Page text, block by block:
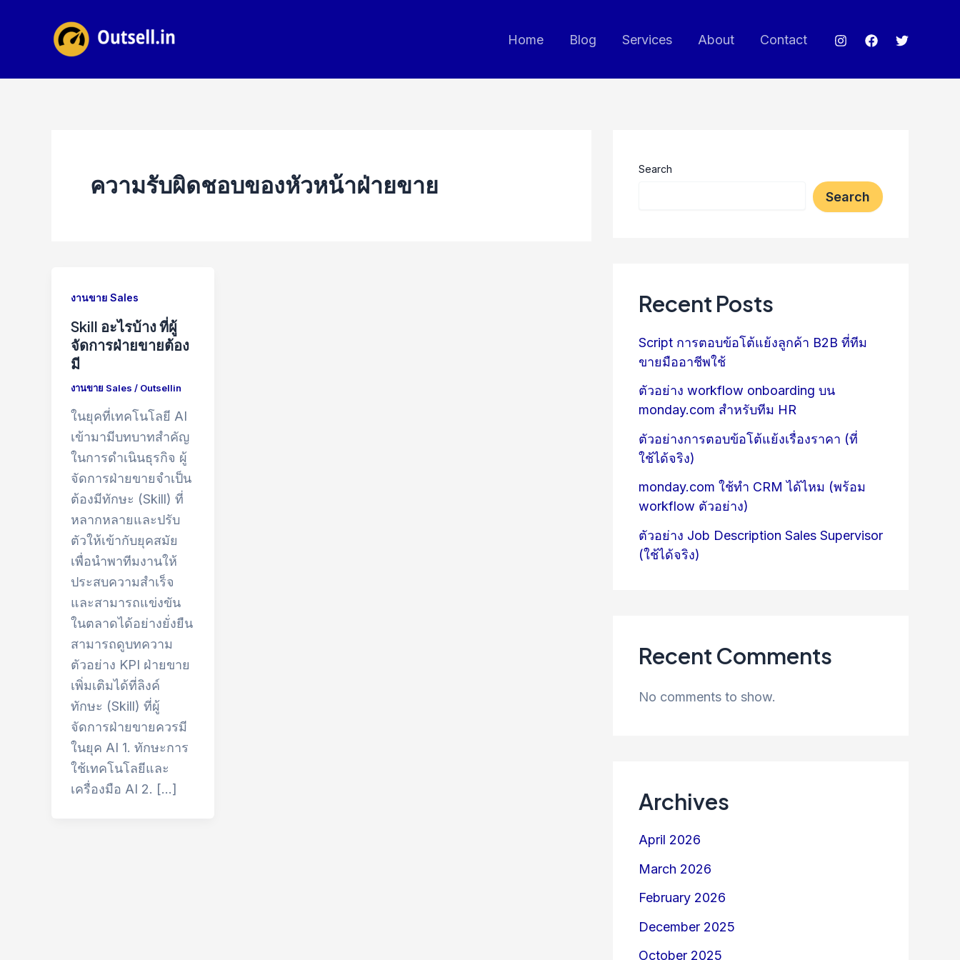
Home Blog Services About Contact
ความรับผิดชอบของหัวหน้าฝ่ายขาย
งานขาย Sales
Skill อะไรบ้าง ที่ผู้
จัดการฝ่ายขายต้อง
มี
งานขาย Sales / Outsellin
ในยุคที่เทคโนโลยี AI
เข้ามามีบทบาทสำคัญ
ในการดำเนินธุรกิจ ผู้
จัดการฝ่ายขายจำเป็น
ต้องมีทักษะ (Skill) ที่
หลากหลายและปรับ
ตัวให้เข้ากับยุคสมัย
เพื่อนำพาทีมงานให้
ประสบความสำเร็จ
และสามารถแข่งขัน
ในตลาดได้อย่างยั่งยืน
สามารถดูบทความ
ตัวอย่าง KPI ฝ่ายขาย
เพิ่มเติมได้ที่ลิงค์
ทักษะ (Skill) ที่ผู้
จัดการฝ่ายขายควรมี
ในยุค AI 1. ทักษะการ
ใช้เทคโนโลยีและ
เครื่องมือ AI 2. […]
Search
Search
Recent Posts
Script การตอบข้อโต้แย้งลูกค้า B2B ที่ทีม
ขายมืออาชีพใช้
ตัวอย่าง workflow onboarding บน
monday.com สำหรับทีม HR
ตัวอย่างการตอบข้อโต้แย้งเรื่องราคา (ที่
ใช้ได้จริง)
monday.com ใช้ทำ CRM ได้ไหม (พร้อม
workflow ตัวอย่าง)
ตัวอย่าง Job Description Sales Supervisor
(ใช้ได้จริง)
Recent Comments
No comments to show.
Archives
April 2026
March 2026
February 2026
December 2025
October 2025